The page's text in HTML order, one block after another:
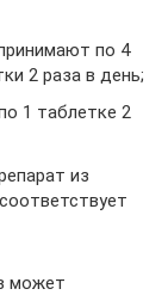
по 4
2 раза в день;
1 таблетке 2
из
может